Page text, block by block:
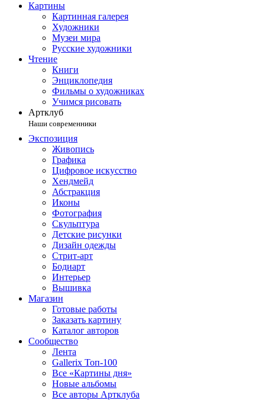
Картины
Картинная галерея
Художники
Музеи мира
Русские художники
Чтение
Книги
Энциклопедия
Фильмы о художниках
Учимся рисовать
Артклуб
Наши современники
Экспозиция
Живопись
Графика
Цифровое искусство
Хендмейд
Абстракция
Иконы
Фотография
Скульптура
Детские рисунки
Дизайн одежды
Стрит-арт
Бодиарт
Интерьер
Вышивка
Магазин
Готовые работы
Заказать картину
Каталог авторов
Сообщество
Лента
Gallerix Топ-100
Все «Картины дня»
Новые альбомы
Все авторы Артклуба